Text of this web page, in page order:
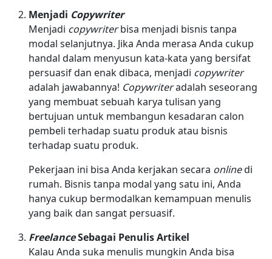
Menjadi Copywriter
Menjadi copywriterbisa menjadi bisnis tanpa
modal selanjutnya. Jika Anda merasa Anda cukup
handal dalam menyusun kata-kata yang bersifat
persuasif dan enak dibaca, menjadi copywriter
adalah jawabannya! Copywriteradalah seseorang
yang membuat sebuah karya tulisan yang
bertujuan untuk membangun kesadaran calon
pembeli terhadap suatu produk atau bisnis
terhadap suatu produk.
Pekerjaan ini bisa Anda kerjakan secara onlinedi
rumah. Bisnis tanpa modal yang satu ini, Anda
hanya cukup bermodalkan kemampuan menulis
yang baik dan sangat persuasif.
FreelanceSebagai Penulis Artikel
Kalau Anda suka menulis mungkin Anda bisa